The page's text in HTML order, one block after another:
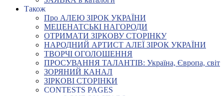
Також
Про АЛЕЮ ЗІРОК УКРАЇНИ
МЕЦЕНАТСЬКІ НАГОРОДИ
ОТРИМАТИ ЗІРКОВУ СТОРІНКУ
НАРОДНИЙ АРТИСТ АЛЕЇ ЗІРОК УКРАЇНИ
ТВОРЧІ ОГОЛОШЕННЯ
ПРОСУВАННЯ ТАЛАНТІВ: Україна, Європа, світ
ЗОРЯНИЙ КАНАЛ
ЗІРКОВІ СТОРІНКИ
CONTESTS PAGES